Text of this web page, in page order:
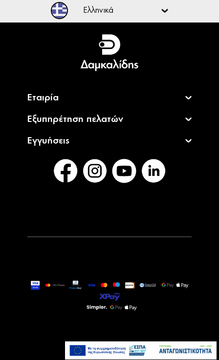
Προσθήκη στο καλάθι
Ελληνικά
Ελληνικά
English
Εταιρία
Εξυπηρέτηση πελατών
Εγγυήσεις